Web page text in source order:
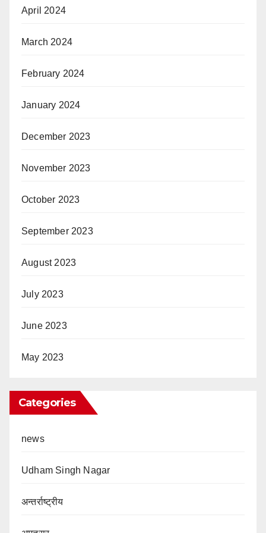
April 2024
March 2024
February 2024
January 2024
December 2023
November 2023
October 2023
September 2023
August 2023
July 2023
June 2023
May 2023
Categories
news
Udham Singh Nagar
अन्तर्राष्ट्रीय